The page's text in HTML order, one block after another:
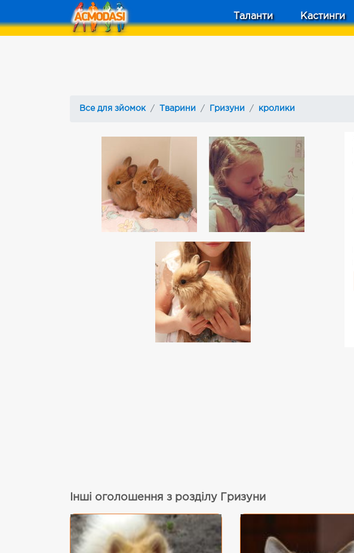
Таланти Кастинги
Все для зйомок Тварини Гризуни кролики
Інші оголошення з розділу Гризуни